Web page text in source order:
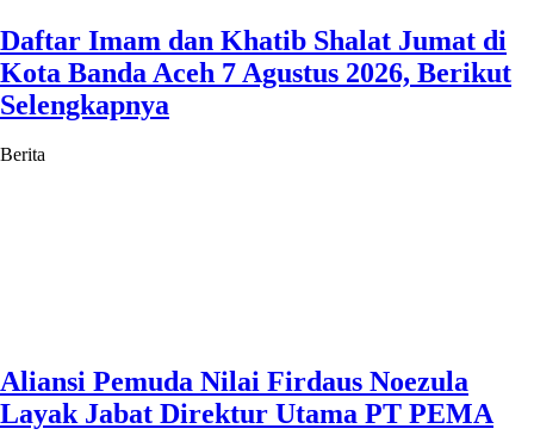
Daftar Imam dan Khatib Shalat Jumat di
Kota Banda Aceh 7 Agustus 2026, Berikut
Selengkapnya
Berita
Aliansi Pemuda Nilai Firdaus Noezula
Layak Jabat Direktur Utama PT PEMA